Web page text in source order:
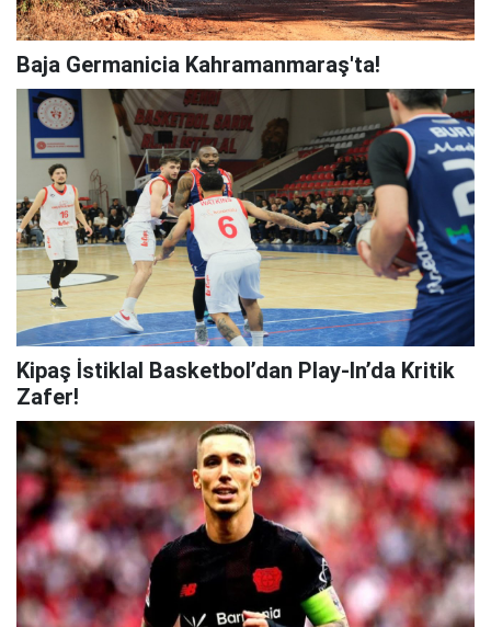
Baja Germanicia Kahramanmaraş'ta!
Kipaş İstiklal Basketbol’dan Play-In’da Kritik
Zafer!